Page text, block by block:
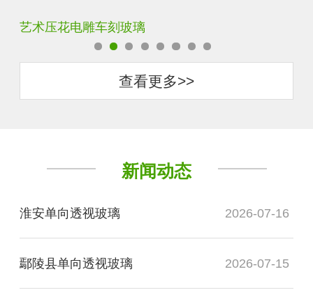
菱形镜面酒店车刻玻璃
查看更多>>
新闻动态
淮安单向透视玻璃 2026-07-16
鄢陵县单向透视玻璃 2026-07-15